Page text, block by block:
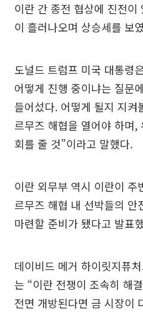
이란 간 종전 협상에 진전
이 흘러나오며 상승세를 보
도널드 트럼프 미국 대통령
어떻게 진행 중이냐는 질문
들어섰다. 어떻게 될지 지켜
르무즈 해협을 열어야 하며,
회를 줄 것”이라고 말했다.
이란 외무부 역시 이란이 주
르무즈 해협 내 선박들의 안
마련할 준비가 됐다고 발표
데이비드 메거 하이릿지퓨
는 “이란 전쟁이 조속히 해
전면 개방된다면 금 시장이